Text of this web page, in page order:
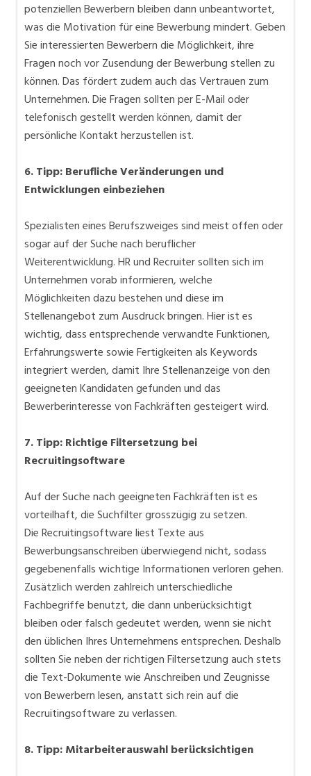
potenziellen Bewerbern bleiben dann unbeantwortet,
was die Motivation für eine Bewerbung mindert. Geben
Sie interessierten Bewerbern die Möglichkeit, ihre
Fragen noch vor Zusendung der Bewerbung stellen zu
können. Das fördert zudem auch das Vertrauen zum
Unternehmen. Die Fragen sollten per E-Mail oder
telefonisch gestellt werden können, damit der
persönliche Kontakt herzustellen ist.
6. Tipp: Berufliche Veränderungen und
Entwicklungen einbeziehen
Spezialisten eines Berufszweiges sind meist offen oder
sogar auf der Suche nach beruflicher
Weiterentwicklung. HR und Recruiter sollten sich im
Unternehmen vorab informieren, welche
Möglichkeiten dazu bestehen und diese im
Stellenangebot zum Ausdruck bringen. Hier ist es
wichtig, dass entsprechende verwandte Funktionen,
Erfahrungswerte sowie Fertigkeiten als Keywords
integriert werden, damit Ihre Stellenanzeige von den
geeigneten Kandidaten gefunden und das
Bewerberinteresse von Fachkräften gesteigert wird.
7. Tipp: Richtige Filtersetzung bei
Recruitingsoftware
Auf der Suche nach geeigneten Fachkräften ist es
vorteilhaft, die Suchfilter grosszügig zu setzen.
Die Recruitingsoftware liest Texte aus
Bewerbungsanschreiben überwiegend nicht, sodass
gegebenenfalls wichtige Informationen verloren gehen.
Zusätzlich werden zahlreich unterschiedliche
Fachbegriffe benutzt, die dann unberücksichtigt
bleiben oder falsch gedeutet werden, wenn sie nicht
den üblichen Ihres Unternehmens entsprechen. Deshalb
sollten Sie neben der richtigen Filtersetzung auch stets
die Text-Dokumente wie Anschreiben und Zeugnisse
von Bewerbern lesen, anstatt sich rein auf die
Recruitingsoftware zu verlassen.
8. Tipp: Mitarbeiterauswahl berücksichtigen